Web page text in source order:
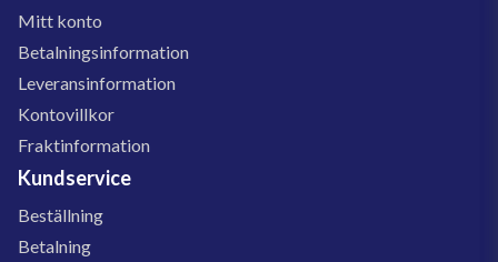
Mitt konto
Betalningsinformation
Leveransinformation
Kontovillkor
Fraktinformation
Kundservice
Beställning
Betalning